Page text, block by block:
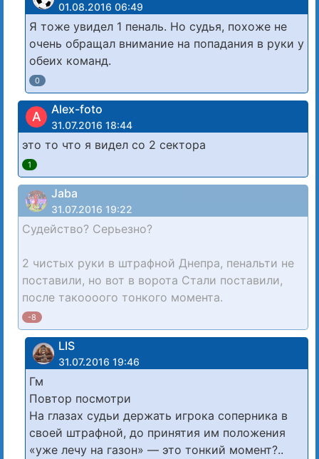
01.08.2016 06:49
Я тоже увидел 1 пеналь. Но судья, похоже не
очень обращал внимание на попадания в руки у
обеих команд.
0
A Alex-foto
31.07.2016 18:44
это то что я видел со 2 сектора
1
Jaba
31.07.2016 19:22
Судейство? Серьезно?
2 чистых руки в штрафной Днепра, пенальти не
поставили, но вот в ворота Стали поставили,
после такоооого тонкого момента.
-8
LIS
31.07.2016 19:46
Гм
Повтор посмотри
На глазах судьи держать игрока соперника в
своей штрафной, до принятия им положения
«уже лечу на газон» — это тонкий момент?..